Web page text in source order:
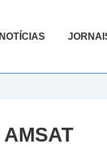
NOTÍCIAS
AMSAT